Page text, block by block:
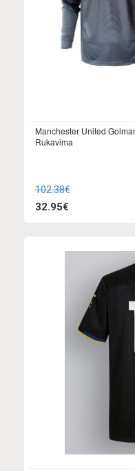
Manchester United
Rukavima
102.38€
32.95€